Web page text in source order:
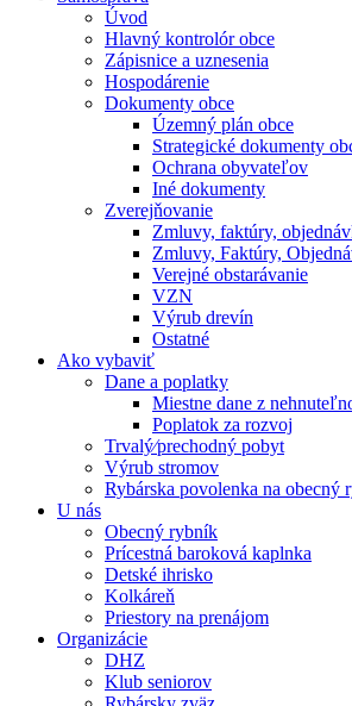
Úvod
Hlavný kontrolór obce
Zápisnice a uznesenia
Hospodárenie
Dokumenty obce
Územný plán obce
Strategické dokumenty
Ochrana obyvateľov
Iné dokumenty
Zverejňovanie
Zmluvy, faktúry,
Zmluvy, Faktúry,
Verejné obstarávanie
VZN
Výrub drevín
Ostatné
Ako vybaviť
Dane a poplatky
Miestne dane z
Poplatok za rozvoj
Trvalý⁄prechodný pobyt
Výrub stromov
Rybárska povolenka na obecný
U nás
Obecný rybník
Prícestná baroková kaplnka
Detské ihrisko
Kolkáreň
Priestory na prenájom
Organizácie
DHZ
Klub seniorov